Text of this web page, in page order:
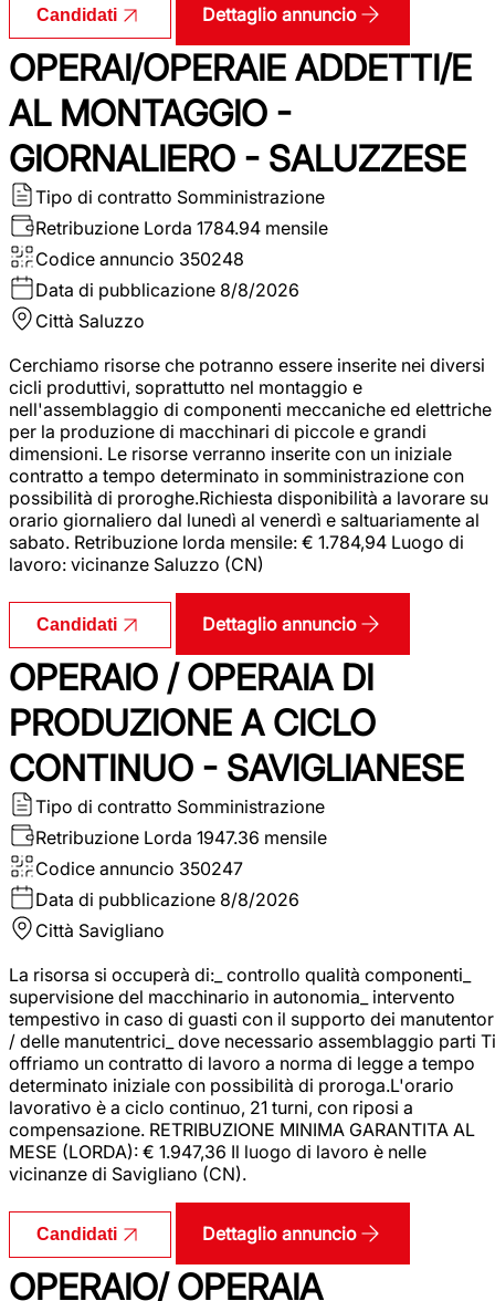
Candidati Dettaglio annuncio
OPERAI/OPERAIE ADDETTI/E
AL MONTAGGIO -
GIORNALIERO - SALUZZESE
Tipo di contratto Somministrazione
Retribuzione Lorda 1784.94 mensile
Codice annuncio 350248
Data di pubblicazione 8/8/2026
Città Saluzzo
Cerchiamo risorse che potranno essere inserite nei diversi
cicli produttivi, soprattutto nel montaggio e
nell'assemblaggio di componenti meccaniche ed elettriche
per la produzione di macchinari di piccole e grandi
dimensioni. Le risorse verranno inserite con un iniziale
contratto a tempo determinato in somministrazione con
possibilità di proroghe.Richiesta disponibilità a lavorare su
orario giornaliero dal lunedì al venerdì e saltuariamente al
sabato. Retribuzione lorda mensile: € 1.784,94 Luogo di
lavoro: vicinanze Saluzzo (CN)
Candidati Dettaglio annuncio
OPERAIO / OPERAIA DI
PRODUZIONE A CICLO
CONTINUO - SAVIGLIANESE
Tipo di contratto Somministrazione
Retribuzione Lorda 1947.36 mensile
Codice annuncio 350247
Data di pubblicazione 8/8/2026
Città Savigliano
La risorsa si occuperà di:_ controllo qualità componenti_
supervisione del macchinario in autonomia_ intervento
tempestivo in caso di guasti con il supporto dei
/ delle manutentrici_ dove necessario assemblaggio parti Ti
offriamo un contratto di lavoro a norma di legge a tempo
determinato iniziale con possibilità di proroga.L'orario
lavorativo è a ciclo continuo, 21 turni, con riposi a
compensazione. RETRIBUZIONE MINIMA GARANTITA AL
MESE (LORDA): € 1.947,36 Il luogo di lavoro è nelle
vicinanze di Savigliano (CN).
Candidati Dettaglio annuncio
OPERAIO/ OPERAIA